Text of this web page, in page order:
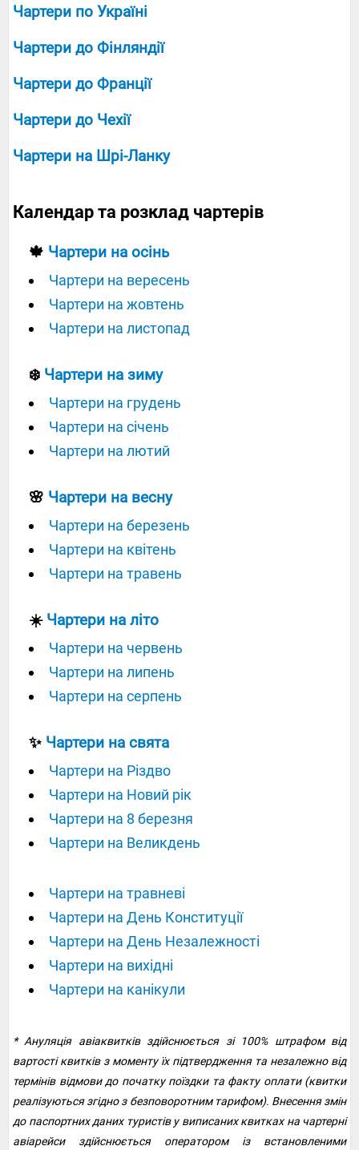
Чартери по Україні
Чартери до Фінляндії
Чартери до Франції
Чартери до Чехії
Чартери на Шрі-Ланку
Календар та розклад чартерів
🍁 Чартери на осінь
Чартери на вересень
Чартери на жовтень
Чартери на листопад
❄️ Чартери на зиму
Чартери на грудень
Чартери на січень
Чартери на лютий
🌸 Чартери на весну
Чартери на березень
Чартери на квітень
Чартери на травень
☀️ Чартери на літо
Чартери на червень
Чартери на липень
Чартери на серпень
✨ Чартери на свята
Чартери на Різдво
Чартери на Новий рік
Чартери на 8 березня
Чартери на Великдень
Чартери на травневі
Чартери на День Конституції
Чартери на День Незалежності
Чартери на вихідні
Чартери на канікули
* Ануляція авіаквитків здійснюється зі 100% штрафом від
вартості квитків з моменту їх підтвердження та незалежно від
термінів відмови до початку поїздки та факту оплати (квитки
реалізуються згідно з безповоротним тарифом). Внесення змін
до паспортних даних туристів у виписаних квитках на чартерні
авіарейси здійснюється оператором із встановленими